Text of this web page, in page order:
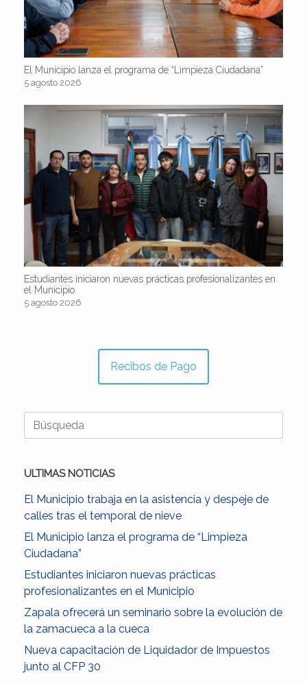
El Municipio lanza el programa de “Limpieza Ciudadana”
5 agosto 2026
Estudiantes iniciaron nuevas prácticas profesionalizantes en
el Municipio
5 agosto 2026
Recibos de Pago
Buscar:
ULTIMAS NOTICIAS
El Municipio trabaja en la asistencia y despeje de
calles tras el temporal de nieve
El Municipio lanza el programa de “Limpieza
Ciudadana”
Estudiantes iniciaron nuevas prácticas
profesionalizantes en el Municipio
Zapala ofrecerá un seminario sobre la evolución de
la zamacueca a la cueca
Nueva capacitación de Liquidador de Impuestos
junto al CFP 30